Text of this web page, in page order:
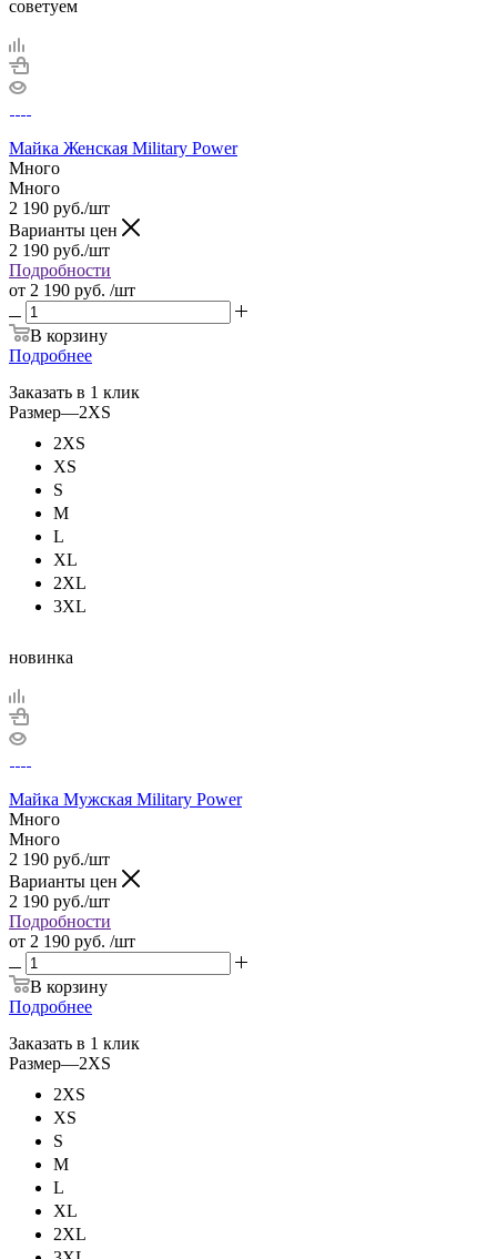
советуем
Майка Женская Military Power
Много
Много
2 190 руб./шт
Варианты цен
2 190 руб./шт
Подробности
от 2 190 руб. /шт
В корзину
Подробнее
Заказать в 1 клик
Размер—2XS
2XS
XS
S
M
L
XL
2XL
3XL
новинка
Майка Мужская Military Power
Много
Много
2 190 руб./шт
Варианты цен
2 190 руб./шт
Подробности
от 2 190 руб. /шт
В корзину
Подробнее
Заказать в 1 клик
Размер—2XS
2XS
XS
S
M
L
XL
2XL